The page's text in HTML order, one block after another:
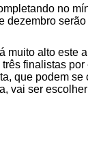
no
dezembro
muito alto este
finalistas por
que podem se
vai ser